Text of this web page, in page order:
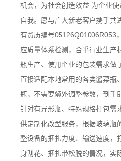
机会，为社会创造效益”为企业
自我。愿与广大新老客户携手共
有资质编号05126Q01006R053
应质量体系检测，合乎行业生产
瓶生产、使用企业的包装需求做
直接适配本地常用的各类酱菜瓶
瓶，不需要额外调整参数，到手
针对有异形瓶、特殊规格打包需
供定制化改型服务，根据玻璃瓶
整设备的捆扎力度、输送速度，
身刮花、捆扎带松脱的情况，实